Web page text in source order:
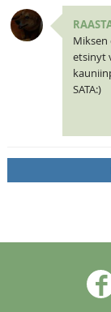
etsinyt
SATA:)